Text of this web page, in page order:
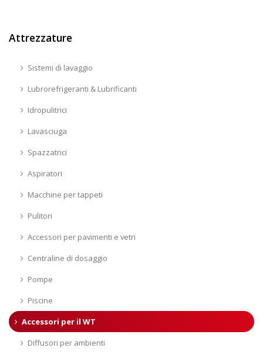
Attrezzature
Sistemi di lavaggio
Lubrorefrigeranti & Lubrificanti
Idropulitrici
Lavasciuga
Spazzatrici
Aspiratori
Macchine per tappeti
Pulitori
Accessori per pavimenti e vetri
Centraline di dosaggio
Pompe
Piscine
Accessori per il WT
Diffusori per ambienti